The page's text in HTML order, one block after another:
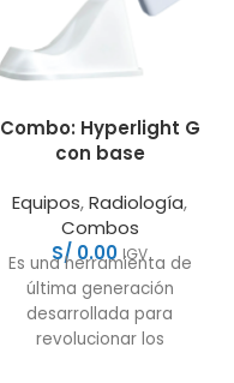
Combo: Hyperlight G
con base
Equipos,Radiología,
Combos
S/ 0.00 IGV
Es una herramienta de
última generación
desarrollada para
revolucionar los